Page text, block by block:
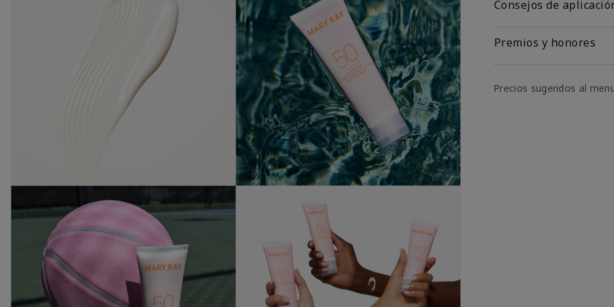
Consejos de
Premios y honores
Precios sugeridos al